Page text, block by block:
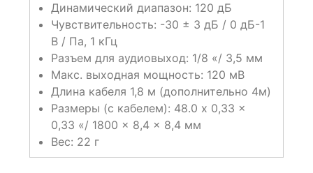
Динамический диапазон: 120 дБ
Чувствительность: -30 ± 3 дБ / 0 дБ-1
В / Па, 1 кГц
Разъем для аудиовыход: 1/8 «/ 3,5 мм
Макс. выходная мощность: 120 мВ
Длина кабеля 1,8 м (дополнительно 4м)
Размеры (с кабелем): 48.0 x 0,33 x
0,33 «/ 1800 x 8,4 x 8,4 мм
Вес: 22 г